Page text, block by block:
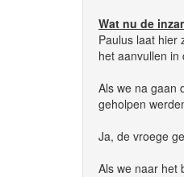
Wat nu de
Paulus laat hier
het aanvullen in
Als we na gaan
geholpen
Ja, de vroege
Als we naar het